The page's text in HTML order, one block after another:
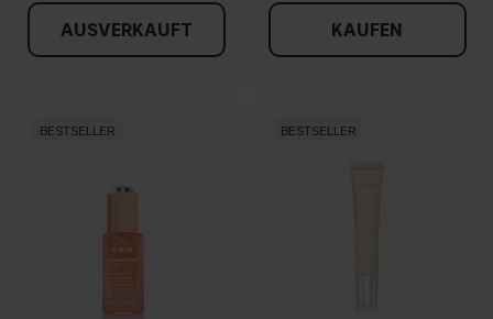
AUSVERKAUFT KAUFEN
BESTSELLER BESTSELLER